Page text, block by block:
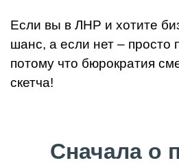
Если вы в ЛНР и хотите
шанс, а если нет – просто
потому что бюрократия
скетча!
Сначала о